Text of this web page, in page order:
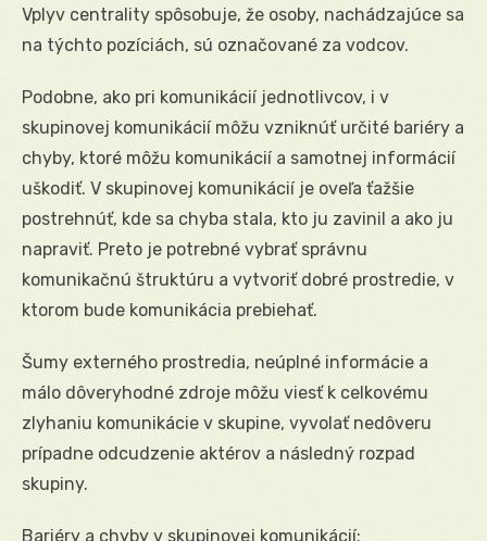
Vplyv centrality spôsobuje, že osoby, nachádzajúce sa
na týchto pozíciách, sú označované za vodcov.
Podobne, ako pri komunikácií jednotlivcov, i v
skupinovej komunikácií môžu vzniknúť určité bariéry a
chyby, ktoré môžu komunikácií a samotnej informácií
uškodiť. V skupinovej komunikácií je oveľa ťažšie
postrehnúť, kde sa chyba stala, kto ju zavinil a ako ju
napraviť. Preto je potrebné vybrať správnu
komunikačnú štruktúru a vytvoriť dobré prostredie, v
ktorom bude komunikácia prebiehať.
Šumy externého prostredia, neúplné informácie a
málo dôveryhodné zdroje môžu viesť k celkovému
zlyhaniu komunikácie v skupine, vyvolať nedôveru
prípadne odcudzenie aktérov a následný rozpad
skupiny.
Bariéry a chyby v skupinovej komunikácií: